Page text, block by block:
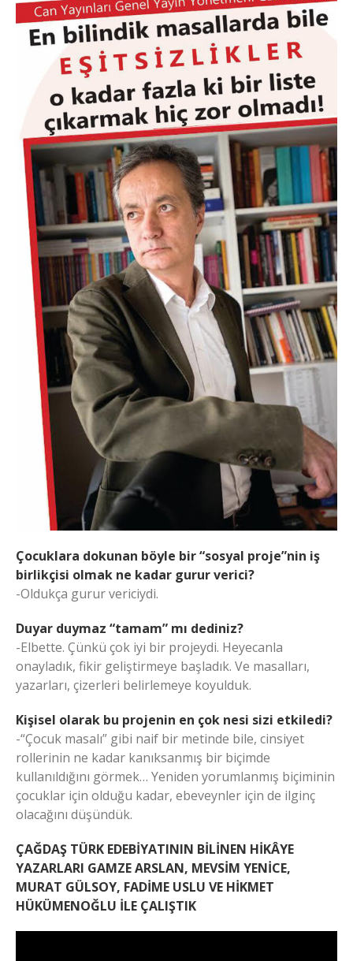
Çocuklara dokunan böyle bir “sosyal proje”nin iş
birlikçisi olmak ne kadar gurur verici?
-Oldukça gurur vericiydi.
Duyar duymaz “tamam” mı dediniz?
-Elbette. Çünkü çok iyi bir projeydi. Heyecanla
onayladık, fikir geliştirmeye başladık. Ve masalları,
yazarları, çizerleri belirlemeye koyulduk.
Kişisel olarak bu projenin en çok nesi sizi etkiledi?
-“Çocuk masalı” gibi naif bir metinde bile, cinsiyet
rollerinin ne kadar kanıksanmış bir biçimde
kullanıldığını görmek… Yeniden yorumlanmış biçiminin
çocuklar için olduğu kadar, ebeveynler için de ilginç
olacağını düşündük.
ÇAĞDAŞ TÜRK EDEBİYATININ BİLİNEN HİKÂYE
YAZARLARI GAMZE ARSLAN, MEVSİM YENİCE,
MURAT GÜLSOY, FADİME USLU VE HİKMET
HÜKÜMENOĞLU İLE ÇALIŞTIK